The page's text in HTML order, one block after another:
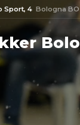
Sport, 4 Bologna BO